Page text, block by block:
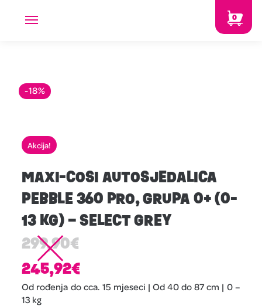
0
Akcija!
MAXI-COSI AUTOSJEDALICA
PEBBLE 360 PRO, GRUPA 0+ (0-
13 KG) – SELECT GREY
299,90€
245,92€
-18%
Od rođenja do cca. 15 mjeseci | Od 40 do 87 cm | 0 –
13 kg